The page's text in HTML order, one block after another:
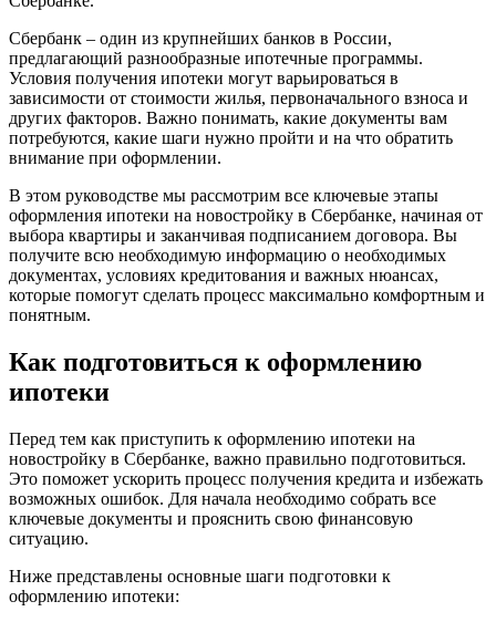
Сбербанк – один из крупнейших банков в России,
предлагающий разнообразные ипотечные программы.
Условия получения ипотеки могут варьироваться в
зависимости от стоимости жилья, первоначального взноса и
других факторов. Важно понимать, какие документы вам
потребуются, какие шаги нужно пройти и на что обратить
внимание при оформлении.
В этом руководстве мы рассмотрим все ключевые этапы
оформления ипотеки на новостройку в Сбербанке, начиная от
выбора квартиры и заканчивая подписанием договора. Вы
получите всю необходимую информацию о необходимых
документах, условиях кредитования и важных нюансах,
которые помогут сделать процесс максимально комфортным и
понятным.
Как подготовиться к оформлению
ипотеки
Перед тем как приступить к оформлению ипотеки на
новостройку в Сбербанке, важно правильно подготовиться.
Это поможет ускорить процесс получения кредита и избежать
возможных ошибок. Для начала необходимо собрать все
ключевые документы и прояснить свою финансовую
ситуацию.
Ниже представлены основные шаги подготовки к
оформлению ипотеки: